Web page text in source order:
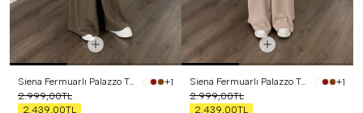
Siena Fermuarlı Palazzo Takım Haki
+1
2.999,00TL
2.439,00TL
Siena Fermuarlı Palazzo Takım Bej
+1
2.999,00TL
2.439,00TL